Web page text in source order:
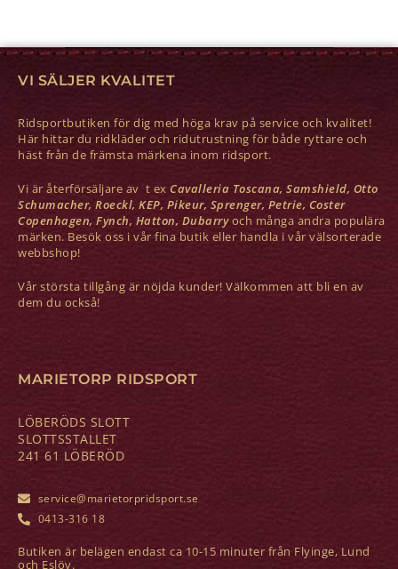
VI SÄLJER KVALITET
Ridsportbutiken för dig med höga krav på service och kvalitet!
Här hittar du ridkläder och ridutrustning för både ryttare och
häst från de främsta märkena inom ridsport.
Vi är återförsäljare av t ex Cavalleria Toscana, Samshield, Otto
Schumacher, Roeckl, KEP, Pikeur, Sprenger, Petrie, Coster
Copenhagen, Fynch, Hatton, Dubarryoch många andra populära
märken. Besök oss i vår fina butik eller handla i vår välsorterade
webbshop!
Vår största tillgång är nöjda kunder! Välkommen att bli en av
dem du också!
MARIETORP RIDSPORT
LÖBERÖDS SLOTT
SLOTTSSTALLET
241 61 LÖBERÖD
service@marietorpridsport.se
0413-316 18
Butiken är belägen endast ca 10-15 minuter från Flyinge, Lund
och Eslöv.